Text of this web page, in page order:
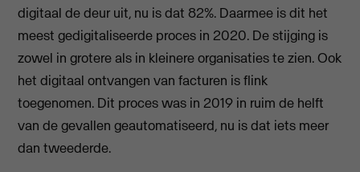
digitaal de deur uit, nu is dat 82%. Daarmee is dit het
meest gedigitaliseerde proces in 2020. De stijging is
zowel in grotere als in kleinere organisaties te zien. Ook
het digitaal ontvangen van facturen is flink
toegenomen. Dit proces was in 2019 in ruim de helft
van de gevallen geautomatiseerd, nu is dat iets meer
dan tweederde.